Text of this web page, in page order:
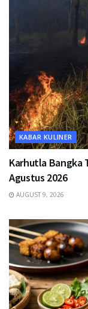
KABAR KULINER
Karhutla Bangka
Agustus 2026
AUGUST 9, 2026